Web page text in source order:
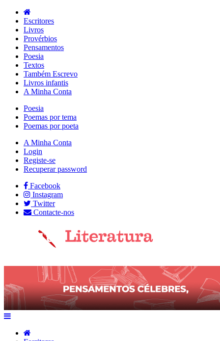
Escritores
Livros
Provérbios
Pensamentos
Poesia
Textos
Também Escrevo
Livros infantis
A Minha Conta
Poesia
Poemas por tema
Poemas por poeta
A Minha Conta
Login
Registe-se
Recuperar password
Facebook
Instagram
Twitter
Contacte-nos